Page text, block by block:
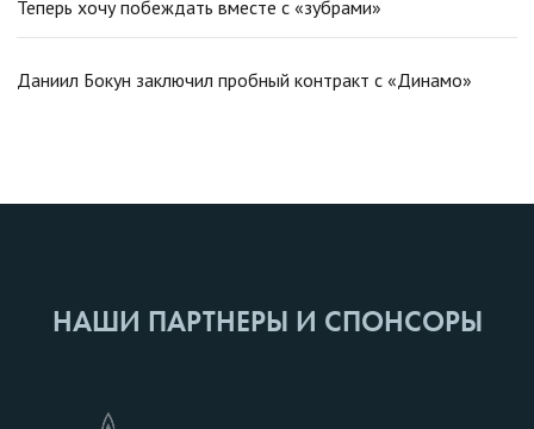
Теперь хочу побеждать вместе с «зубрами»
Даниил Бокун заключил пробный контракт с «Динамо»
НАШИ ПАРТНЕРЫ И СПОНСОРЫ